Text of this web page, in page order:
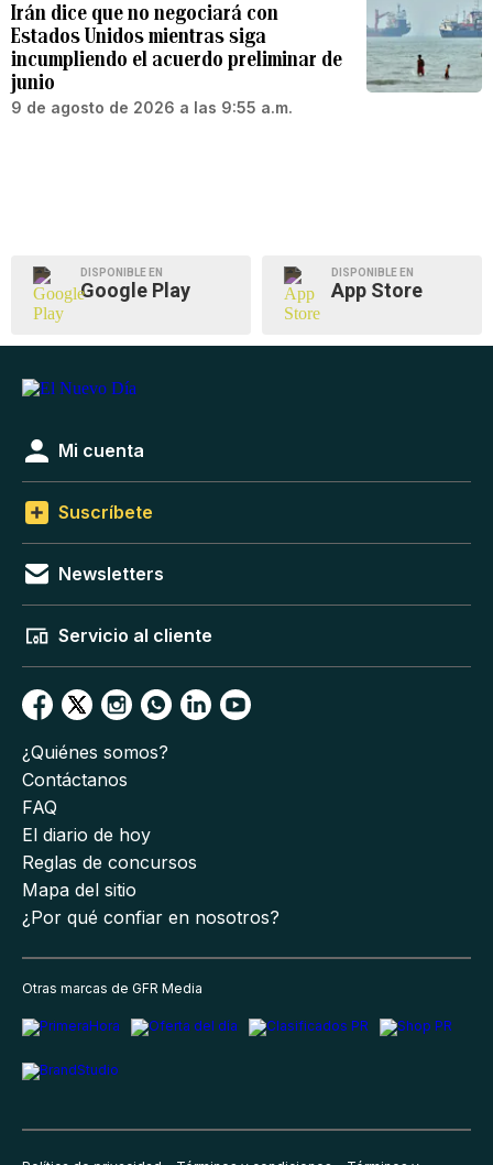
Irán dice que no negociará con
Estados Unidos mientras siga
incumpliendo el acuerdo preliminar de
junio
9 de agosto de 2026 a las 9:55 a.m.
DISPONIBLE EN
Google Play
DISPONIBLE EN
App Store
Mi cuenta
Suscríbete
Newsletters
Servicio al cliente
¿Quiénes somos?
Contáctanos
FAQ
El diario de hoy
Reglas de concursos
Mapa del sitio
¿Por qué confiar en nosotros?
Otras marcas de GFR Media